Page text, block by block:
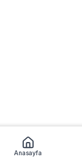
Anasayfa